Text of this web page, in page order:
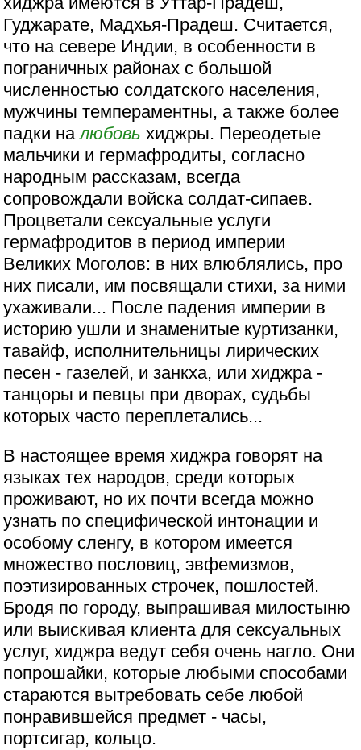
Гуджарате, Мадхья-Прадеш. Считается,
что на севере Индии, в особенности в
пограничных районах с большой
численностью солдатского населения,
мужчины темпераментны, а также более
падки налюбовь хиджры. Переодетые
мальчики и гермафродиты, согласно
народным рассказам, всегда
сопровождали войска солдат-сипаев.
Процветали сексуальные услуги
гермафродитов в период империи
Великих Моголов: в них влюблялись, про
них писали, им посвящали стихи, за ними
ухаживали... После падения империи в
историю ушли и знаменитые куртизанки,
тавайф, исполнительницы лирических
песен - газелей, и занкха, или хиджра -
танцоры и певцы при дворах, судьбы
которых часто переплетались...
В настоящее время хиджра говорят на
языках тех народов, среди которых
проживают, но их почти всегда можно
узнать по специфической интонации и
особому сленгу, в котором имеется
множество пословиц, эвфемизмов,
поэтизированных строчек, пошлостей.
Бродя по городу, выпрашивая милостыню
или выискивая клиента для сексуальных
услуг, хиджра ведут себя очень нагло. Они
попрошайки, которые любыми способами
стараются вытребовать себе любой
понравившейся предмет - часы,
портсигар, кольцо.